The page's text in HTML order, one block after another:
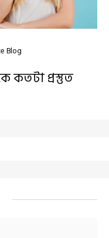
Blog
কতটা প্রস্তুত